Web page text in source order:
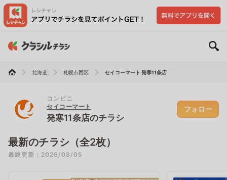
北海道 札幌市西区 セイコーマート 発寒11条店
コンビニ
セイコーマート
発寒11条店のチラシ
フォロー
最新のチラシ（全2枚）
最終更新：2026/08/05